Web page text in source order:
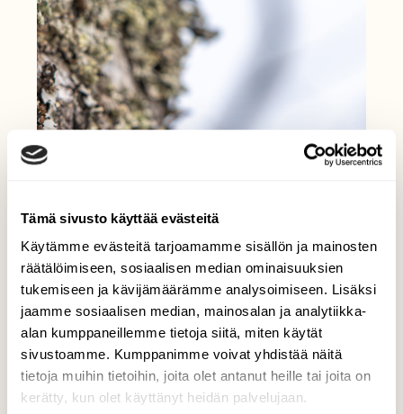
Tämä sivusto käyttää evästeitä
Käytämme evästeitä tarjoamamme sisällön ja mainosten
räätälöimiseen, sosiaalisen median ominaisuuksien
tukemiseen ja kävijämäärämme analysoimiseen. Lisäksi
jaamme sosiaalisen median, mainosalan ja analytiikka-
alan kumppaneillemme tietoja siitä, miten käytät
sivustoamme. Kumppanimme voivat yhdistää näitä
tietoja muihin tietoihin, joita olet antanut heille tai joita on
kerätty, kun olet käyttänyt heidän palvelujaan.